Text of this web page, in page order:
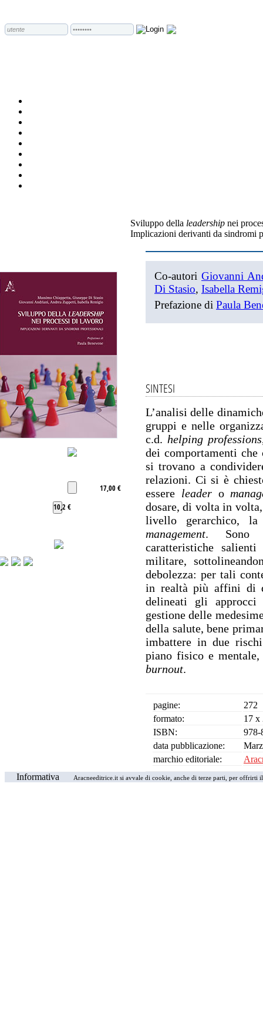
Sviluppo della leadership nei
Implicazioni derivanti da sindromi
17,00 €
10,2 €
Co-autori Giovanni
Di Stasio, Isabella
Prefazione di Paula
SINTESI
L’analisi delle
gruppi e nelle
c.d. helping professions
dei comportamenti
si trovano a
relazioni. Ci si è
essere leadero
dosare, di volta in
livello gerarchico,
management. Sono
caratteristiche
militare,
debolezza: per tali
in realtà più affini di
delineati gli
gestione delle
della salute, bene
imbattere in due
piano fisico e
burnout.
pagine:
272
formato:
17 x
ISBN:
978-
data pubblicazione:
marchio editoriale:
Informativa
Aracneeditrice.it si avvale di cookie, anche di terze parti, per